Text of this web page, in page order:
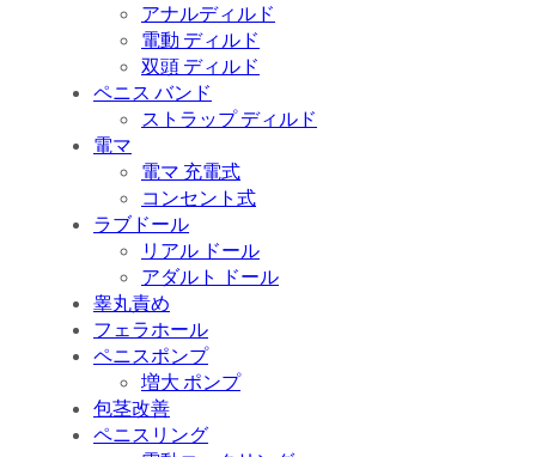
アナルディルド
電動 ディルド
双頭 ディルド
ペニス バンド
ストラップ ディルド
電マ
電マ 充電式
コンセント式
ラブドール
リアル ドール
アダルト ドール
睾丸責め
フェラホール
ペニスポンプ
増大 ポンプ
包茎改善
ペニスリング